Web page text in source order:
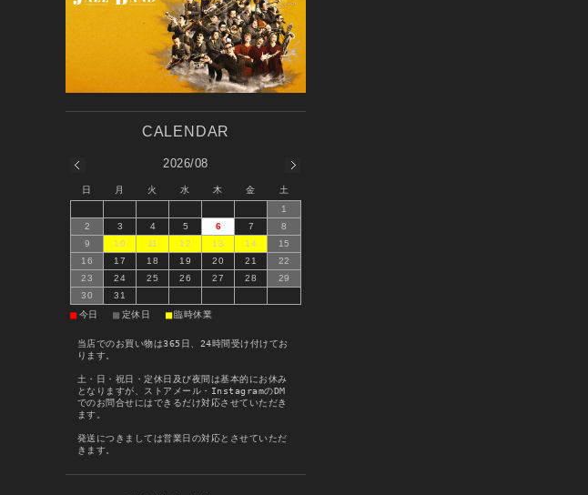
2026/08
日 月 火 水 木 金
土
1
2
3 4 5 6 7
8
9
10 11 12 13 14
15
16
17 18 19 20 21
22
23
24 25 26 27 28
29
30
31
■ 今日 ■ 定休日 ■臨時休業
当店でのお買い物は365日、24時間受け付けてお
ります。
土・日・祝日・定休日及び夜間は基本的にお休み
となりますが、ストアメール・InstagramのDM
でのお問合せにはできるだけ対応させていただき
ます。
発送につきましては営業日の対応とさせていただ
きます。